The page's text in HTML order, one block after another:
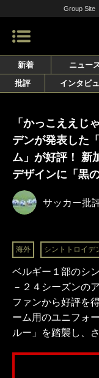
Group Site
新着 ニュー
批評
インタビ
「かっこええじ
デンが発表した
ム」が好評！ 新
デザインに「黒
サッカー批
海外 シントトロイデ
ベルギー１部のシ
－２４シーズンの
ファンから好評を
ーム用のユニフォ
ルー」を踏襲し、